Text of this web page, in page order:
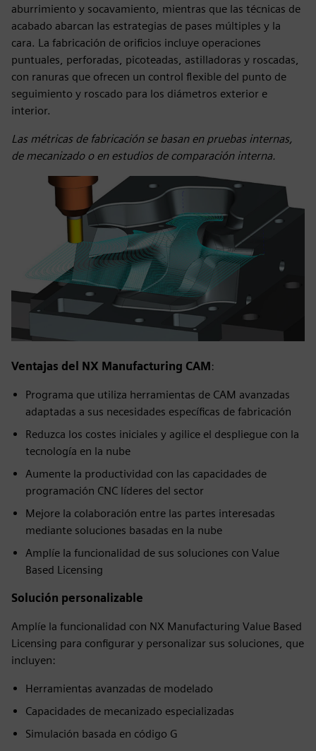
aburrimiento y socavamiento, mientras que las técnicas de
acabado abarcan las estrategias de pases múltiples y la
cara. La fabricación de orificios incluye operaciones
puntuales, perforadas, picoteadas, astilladoras y roscadas,
con ranuras que ofrecen un control flexible del punto de
seguimiento y roscado para los diámetros exterior e
interior.
Las métricas de fabricación se basan en pruebas internas,
de mecanizado o en estudios de comparación interna.
Ventajas del NX Manufacturing CAM:
Programa que utiliza herramientas de CAM avanzadas
adaptadas a sus necesidades específicas de fabricación
Reduzca los costes iniciales y agilice el despliegue con la
tecnología en la nube
Aumente la productividad con las capacidades de
programación CNC líderes del sector
Mejore la colaboración entre las partes interesadas
mediante soluciones basadas en la nube
Amplíe la funcionalidad de sus soluciones con Value
Based Licensing
Solución personalizable
Amplíe la funcionalidad con NX Manufacturing Value Based
Licensing para configurar y personalizar sus soluciones, que
incluyen:
Herramientas avanzadas de modelado
Capacidades de mecanizado especializadas
Simulación basada en código G